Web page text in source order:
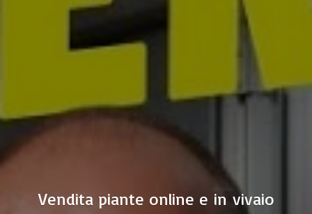
Vendita piante online e in vivaio